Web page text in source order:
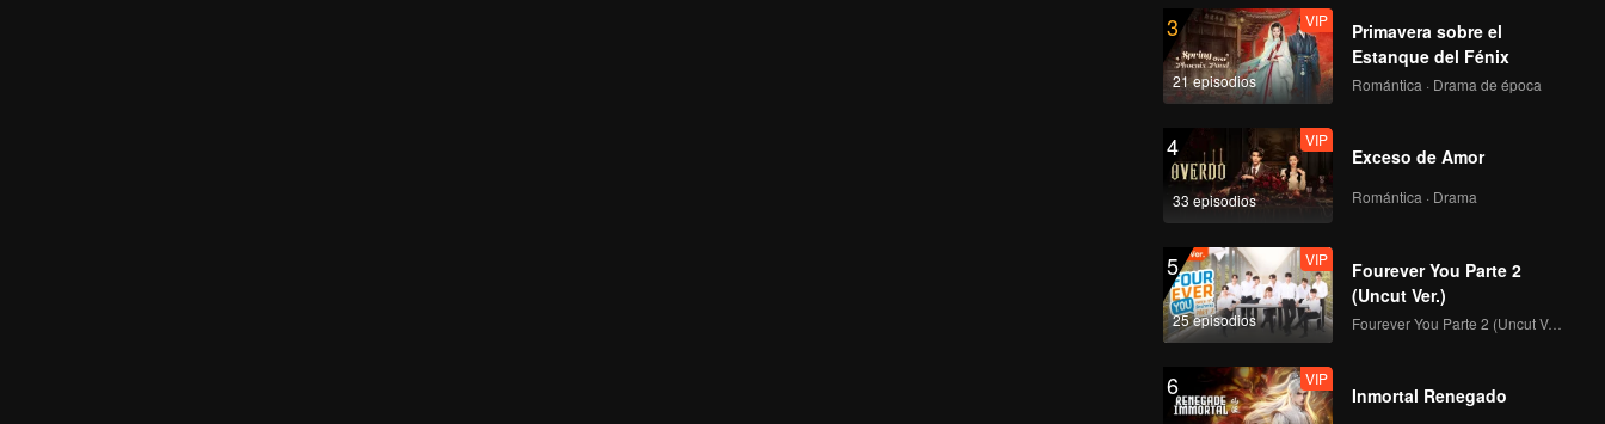
349
351
VIP
352
353
VIP
354
VIP
355
VIP
357
VIP
358
VIP
359
VIP
360
3
21 episodios
VIP
Primavera sobre el
Estanque del Fénix
Romántica · Drama de época
4
33 episodios
VIP
Exceso de Amor
Romántica · Drama
5
25 episodios
VIP
Fourever You Parte 2
(Uncut Ver.)
Fourever You Parte 2 (Uncut Ver.)
6 VIP
Inmortal Renegado